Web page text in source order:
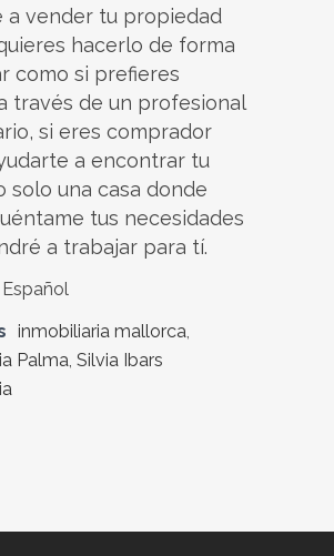
a vender tu propiedad
hacerlo de forma
como si prefieres
través de un profesional
si eres comprador
a encontrar tu
solo una casa donde
tus necesidades
a trabajar para tí.
Español
inmobiliaria mallorca,
Palma, Silvia Ibars